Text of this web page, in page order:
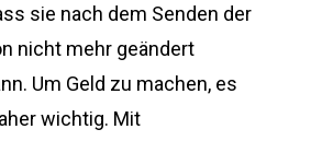
sie nach dem Senden der
nicht mehr geändert
Um Geld zu machen, es
wichtig. Mit